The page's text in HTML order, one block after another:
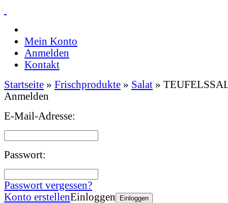
Mein Konto
Anmelden
Kontakt
Startseite » Frischprodukte » Salat »
Anmelden
E-Mail-Adresse:
Passwort:
Passwort vergessen?
Konto erstellenEinloggen Einloggen